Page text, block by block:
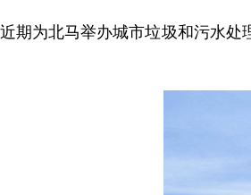
期为北马举办城市垃圾和污水